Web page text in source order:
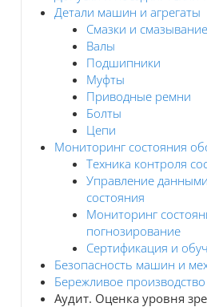
Детали машин и агрегаты
Смазки и смазывание
Валы
Подшипники
Муфты
Приводные ремни
Болты
Цепи
Мониторинг состояния
Техника контроля
Управление
состояния
Мониторинг
погнозирование
Сертификация и
Безопасность машин и
Бережливое производство
Аудит. Оценка уровня